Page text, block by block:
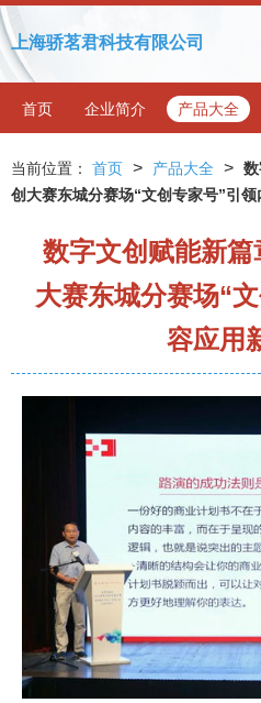
上海骄茗君科技有限公司
首页 企业简介 产品大全
当前位置： 首页 > 产品大全 >
创大赛东城分赛场“文创专家号”引
数字文创赋能新篇
大赛东城分赛场“
容应用